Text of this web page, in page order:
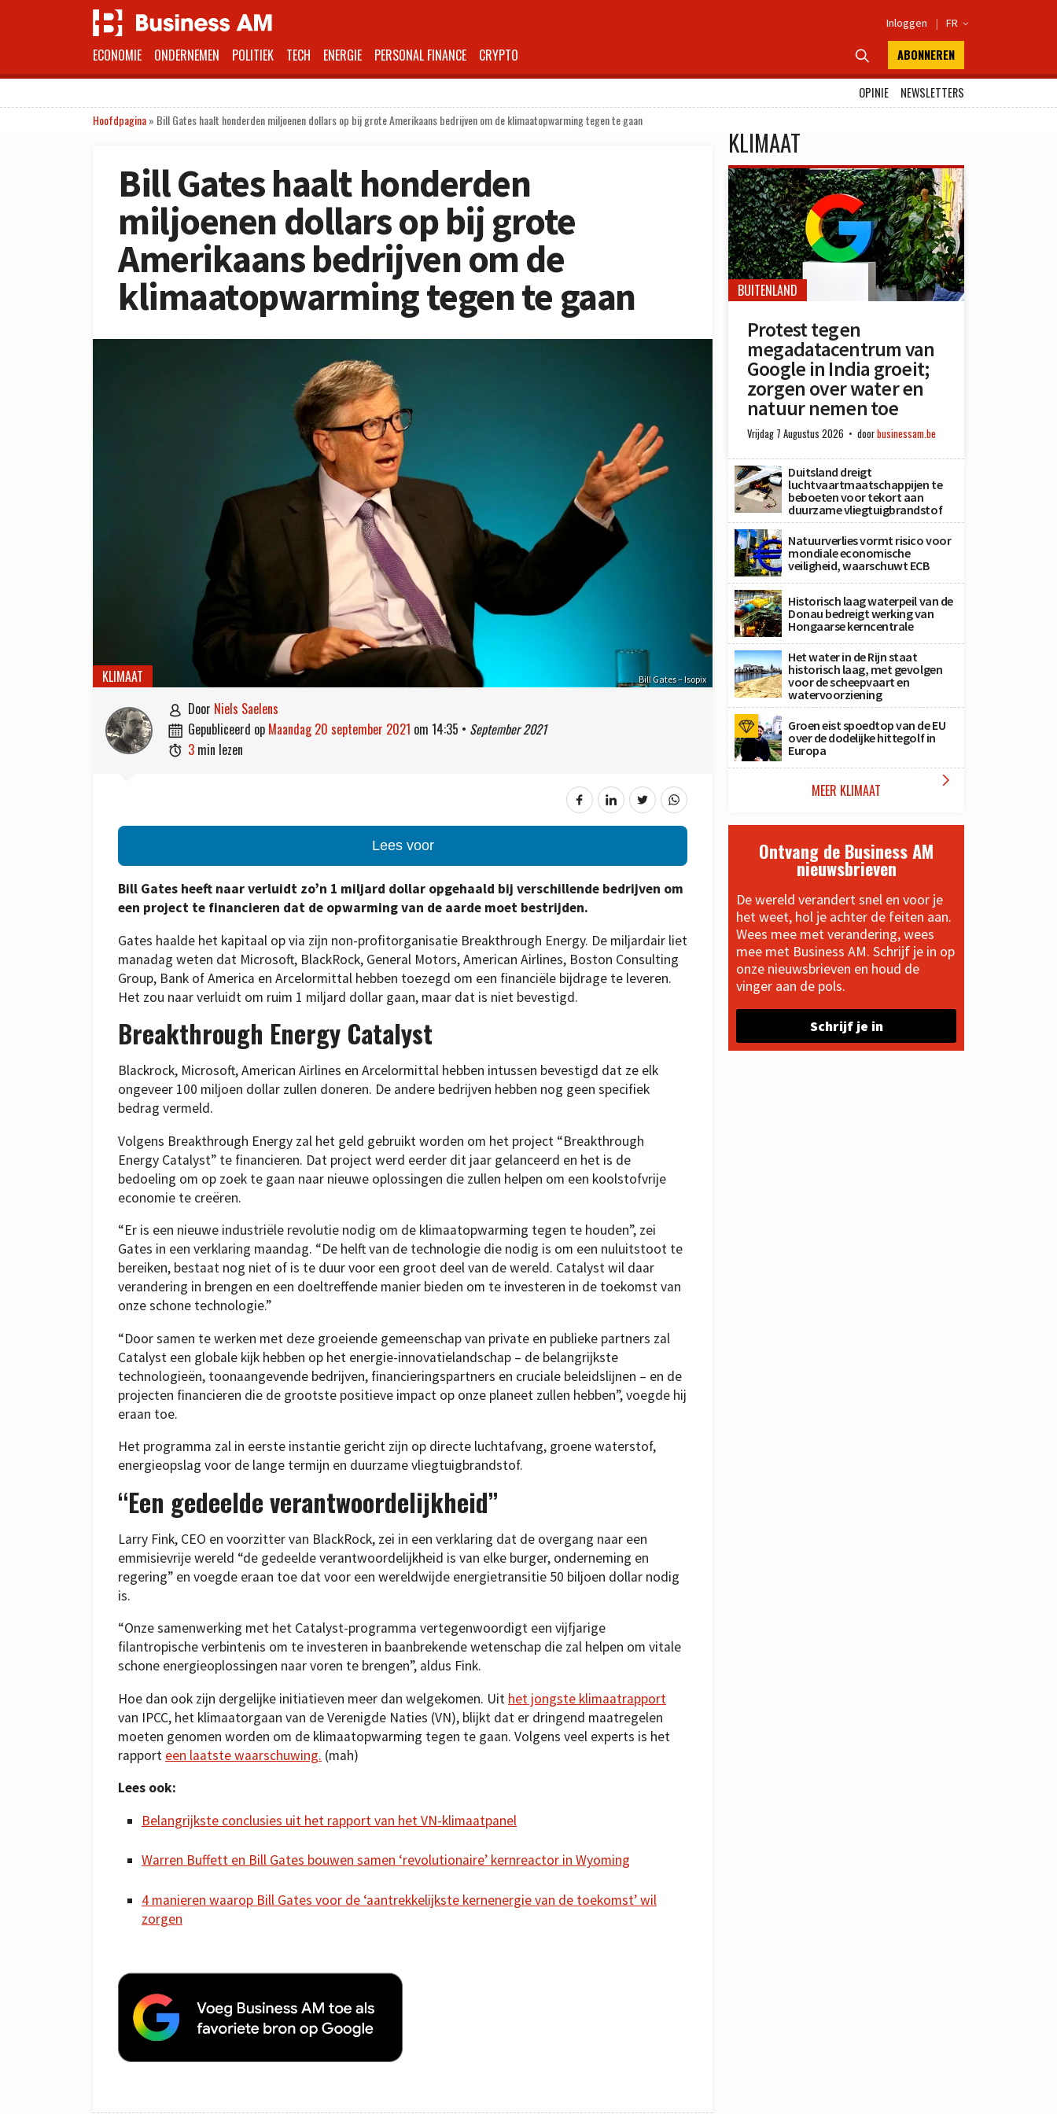
Inloggen | FR 
ECONOMIE ONDERNEMEN POLITIEK TECH ENERGIE PERSONAL FINANCE CRYPTO  ABONNEREN
OPINIE
NEWSLETTERS
Hoofdpagina» Bill Gates haalt honderden miljoenen dollars op bij grote Amerikaans bedrijven om de klimaatopwarming tegen te gaan
Bill Gates haalt honderden
miljoenen dollars op bij grote
Amerikaans bedrijven om de
klimaatopwarming tegen te gaan
Bill Gates – Isopix
KLIMAAT
 door Niels Saelens
 gepubliceerd op maandag 20 september 2021 om 14:35 • September 2021
 3 min lezen
Lees voor
Bill Gates heeft naar verluidt zo’n 1 miljard dollar opgehaald bij verschillende bedrijven om
een project te financieren dat de opwarming van de aarde moet bestrijden.
Gates haalde het kapitaal op via zijn non-profitorganisatie Breakthrough Energy. De miljardair liet
manadag weten dat Microsoft, BlackRock, General Motors, American Airlines, Boston Consulting
Group, Bank of America en Arcelormittal hebben toezegd om een financiële bijdrage te leveren.
Het zou naar verluidt om ruim 1 miljard dollar gaan, maar dat is niet bevestigd.
Breakthrough Energy Catalyst
Blackrock, Microsoft, American Airlines en Arcelormittal hebben intussen bevestigd dat ze elk
ongeveer 100 miljoen dollar zullen doneren. De andere bedrijven hebben nog geen specifiek
bedrag vermeld.
Volgens Breakthrough Energy zal het geld gebruikt worden om het project “Breakthrough
Energy Catalyst” te financieren. Dat project werd eerder dit jaar gelanceerd en het is de
bedoeling om op zoek te gaan naar nieuwe oplossingen die zullen helpen om een koolstofvrije
economie te creëren.
“Er is een nieuwe industriële revolutie nodig om de klimaatopwarming tegen te houden”, zei
Gates in een verklaring maandag. “De helft van de technologie die nodig is om een nuluitstoot te
bereiken, bestaat nog niet of is te duur voor een groot deel van de wereld. Catalyst wil daar
verandering in brengen en een doeltreffende manier bieden om te investeren in de toekomst van
onze schone technologie.”
“Door samen te werken met deze groeiende gemeenschap van private en publieke partners zal
Catalyst een globale kijk hebben op het energie-innovatielandschap – de belangrijkste
technologieën, toonaangevende bedrijven, financieringspartners en cruciale beleidslijnen – en de
projecten financieren die de grootste positieve impact op onze planeet zullen hebben”, voegde hij
eraan toe.
Het programma zal in eerste instantie gericht zijn op directe luchtafvang, groene waterstof,
energieopslag voor de lange termijn en duurzame vliegtuigbrandstof.
“Een gedeelde verantwoordelijkheid”
Larry Fink, CEO en voorzitter van BlackRock, zei in een verklaring dat de overgang naar een
emmisievrije wereld “de gedeelde verantwoordelijkheid is van elke burger, onderneming en
regering” en voegde eraan toe dat voor een wereldwijde energietransitie 50 biljoen dollar nodig
is.
“Onze samenwerking met het Catalyst-programma vertegenwoordigt een vijfjarige
filantropische verbintenis om te investeren in baanbrekende wetenschap die zal helpen om vitale
schone energieoplossingen naar voren te brengen”, aldus Fink.
Hoe dan ook zijn dergelijke initiatieven meer dan welgekomen. Uit het jongste klimaatrapport
van IPCC, het klimaatorgaan van de Verenigde Naties (VN), blijkt dat er dringend maatregelen
moeten genomen worden om de klimaatopwarming tegen te gaan. Volgens veel experts is het
rapport een laatste waarschuwing. (mah)
Lees ook:
Belangrijkste conclusies uit het rapport van het VN-klimaatpanel
Warren Buffett en Bill Gates bouwen samen ‘revolutionaire’ kernreactor in Wyoming
4 manieren waarop Bill Gates voor de ‘aantrekkelijkste kernenergie van de toekomst’ wil
zorgen
KLIMAAT
BUITENLAND
Protest tegen
megadatacentrum van
Google in India groeit;
zorgen over water en
natuur nemen toe
Vrijdag 7 Augustus 2026 doorbusinessam.be
Duitsland dreigt
luchtvaartmaatschappijen te
beboeten voor tekort aan
duurzame vliegtuigbrandstof
Natuurverlies vormt risico voor
mondiale economische
veiligheid, waarschuwt ECB
Historisch laag waterpeil van de
Donau bedreigt werking van
Hongaarse kerncentrale
Het water in de Rijn staat
historisch laag, met gevolgen
voor de scheepvaart en
watervoorziening
Groen eist spoedtop van de EU
over de dodelijke hittegolf in
Europa
MEER KLIMAAT 
Ontvang de Business AM
nieuwsbrieven
De wereld verandert snel en voor je
het weet, hol je achter de feiten aan.
Wees mee met verandering, wees
mee met Business AM. Schrijf je in op
onze nieuwsbrieven en houd de
vinger aan de pols.
Schrijf je in